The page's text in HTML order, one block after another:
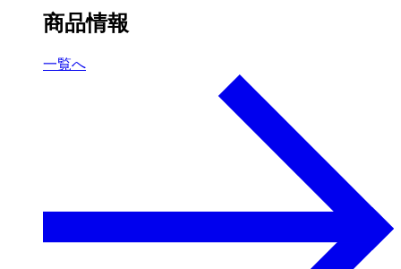
商品情報
一覧へ